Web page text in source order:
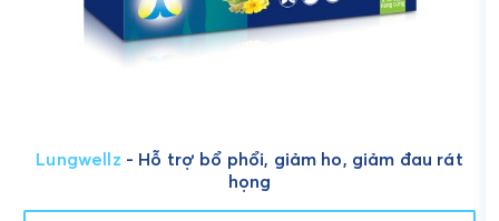
Lungwellz - Hỗ trợ bổ phổi, giảm ho, giảm đau rát
họng